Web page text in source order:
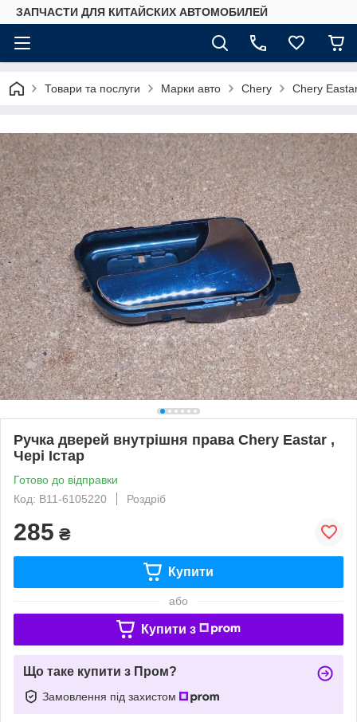
ЗАПЧАСТИ ДЛЯ КИТАЙСКИХ АВТОМОБИЛЕЙ
Товари та послуги Марки авто Chery Chery
Ручка дверей внутрішня права Chery Eastar ,
Чері Істар
Готово до відправки
Код: B11-6105220
Роздріб
285 ₴
Купити
або
Купити з
Що таке купити з Пром?
Замовлення під захистом